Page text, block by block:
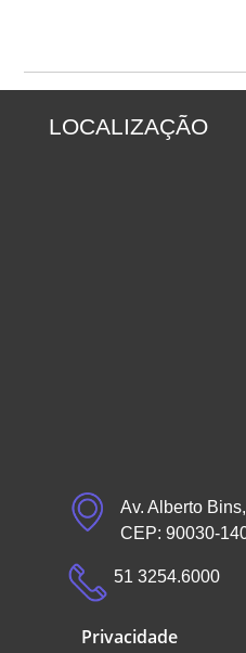
LOCALIZAÇÃO
Av. Alberto
CEP: 90030-
51 3254.6000
Privacidade